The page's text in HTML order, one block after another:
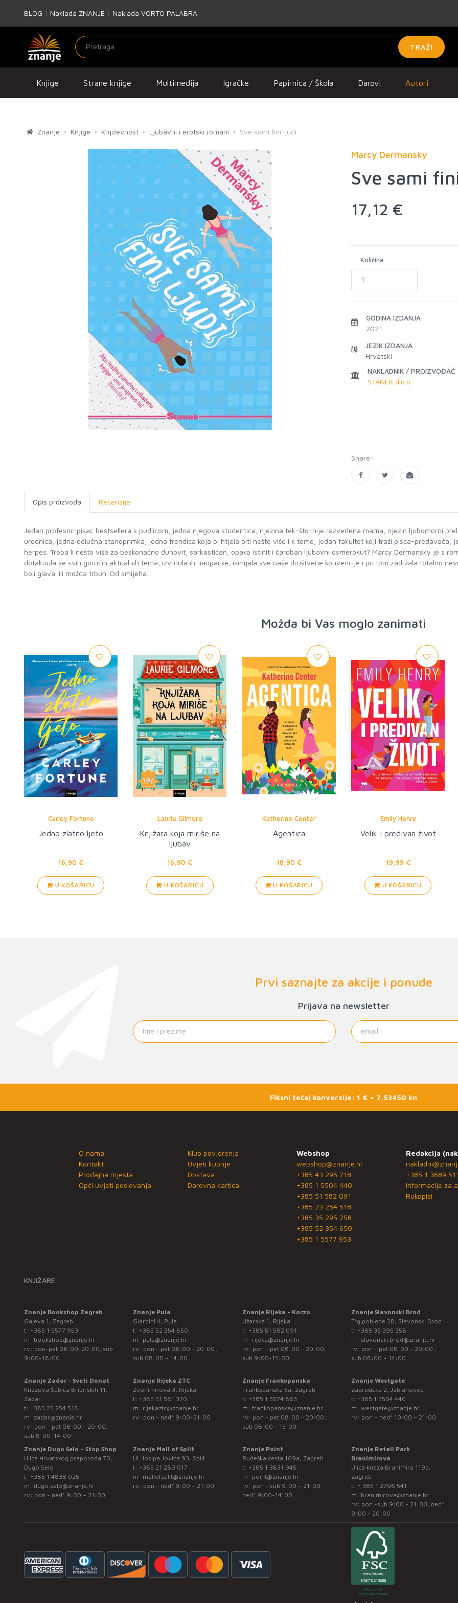
BLOG | Naklada ZNANJE | Naklada VORTO PALABRA
TRAŽI
Knjige Strane knjige Multimedija Igračke Papirnica / Škola Darovi Autori
Znanje Knjige Književnost Ljubavni i erotski romani Sve sami fini ljudi
Marcy Dermansky
Sve sami
17,12 €
Količina
GODINA IZDANJA
2021
JEZIK IZDANJA
Hrvatski
NAKLADNIK / PROIZVOĐAČ
STANEK d.o.o.
Share:
Opis proizvoda Recenzije
Jedan profesor-pisac bestsellera s pudlicom, jedna njegova studentica, njezina tek-što-nije razvedena mama, njezin ljubomorni
urednica, jedna odlučna stanoprimka, jedna frendica koja bi htjela biti nešto više i k tome, jedan fakultet koji traži pisca-predavača,
herpes. Treba li nešto više za beskonačno duhovit, sarkastičan, opako istinit i čaroban ljubavni osmerokut? Marcy Dermansky je s
dotaknula se svih gorućih aktualnih tema, izvrnula ih naopačke, ismijala sve naše društvene konvencije i pri tom zadržala totalno
boli glava. Ili možda trbuh. Od smijeha.
Možda bi Vas moglo zanimati
Carley Fortune
Jedno zlatno ljeto
16,90 €
U KOŠARICU
Laurie Gilmore
Knjižara koja miriše na
ljubav
16,90 €
U KOŠARICU
Katherine Center
Agentica
18,90 €
U KOŠARICU
Emily Henry
Velik i predivan život
19,99 €
U KOŠARICU
Prvi saznajte za akcije i ponude
Prijava na newsletter
Fiksni tečaj konverzije: 1 € = 7,53450 kn
O nama
Kontakt
Prodajna mjesta
Opći uvjeti poslovanja
Klub povjerenja
Uvjeti kupnje
Dostava
Darovna kartica
Webshop
webshop@znanje.hr
+385 43 295 718
+385 1 5504 440
+385 51 582 091
+385 23 254 518
+385 35 295 258
+385 52 354 650
+385 1 5577 953
Redakcija
+385 1 3689 511
Informacije za
Rukopisi
KNJIŽARE
Znanje Bookshop Zagreb
Gajeva 1, Zagreb
t: +385 1 5577 953
m: bookshop@znanje.hr
rv: pon-pet 08:00-20:00; sub
9:00-18:00
Znanje Pula
Giardini 4, Pula
t: +385 52 354 650
m: pula@znanje.hr
rv: pon - pet 08:00 - 20:00 ;
sub 08:00 – 14:00
Znanje Rijeka - Korzo
Užarska 1, Rijeka
t: +385 51 582 091
m: rijeka@znanje.hr
rv: pon - pet 08:00 - 20:00;
sub 9:00-15:00
Znanje Slavonski Brod
Trg pobjede 28, Slavonski Brod
t: +385 35 295 258
m: slavonski.brod@znanje.hr
rv: pon - pet 08:00 - 20:00 ;
sub 08:00 – 14:00
Znanje Zadar - Sveti Donat
Knezova Šubića Bribirskih 11,
Zadar
t: +385 23 254 518
m: zadar@znanje.hr
rv: pon - pet 08:00 - 20:00;
sub 8:00-14:00
Znanje Rijeka ZTC
Zvonimirova 3, Rijeka
t: +385 51 581 370
m: rijekaztc@znanje.hr
rv: pon - ned* 9:00-21:00
Znanje Frankopanska
Frankopanska 5a, Zagreb
t: +385 1 5574 883
m: frankopanska@znanje.hr
rv: pon - pet 08:00 - 20:00 ;
sub 08:00 - 15:00
Znanje Westgate
Zaprešićka 2, Jablanovec
t: +385 1 5504 440
m: westgate@znanje.hr
rv: pon – ned* 10:00 – 21:00
Znanje Dugo Selo – Stop Shop
Ulica Hrvatskog preporoda 70,
Dugo Selo
t: +385 1 4838 025
m: dugo.selo@znanje.hr
rv: pon - ned* 9:00 – 21:00
Znanje Mall of Split
Ul. Josipa Jovića 93, Split
t: +385 21 280 017
m: mallofsplit@znanje.hr
rv: pon - ned* 9:00 – 21:00
Znanje Point
Rudeška cesta 169a, Zagreb
t: +385 1 3831 945
m: point@znanje.hr
rv: pon - sub 9:00 – 21:00;
ned* 9:00-14:00
Znanje Retail Park
Branimirova
Ulica kneza Branimira 119b,
Zagreb
t: + 385 1 2796 541
m: branimirova@znanje.hr
rv: pon -sub 9:00 - 21:00, ned*
9:00 - 20:00